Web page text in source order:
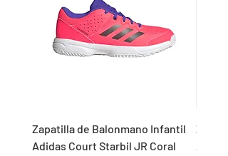
Zapatilla de Balonmano Infantil
Adidas Court Starbil JR Coral